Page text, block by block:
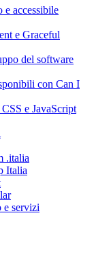
e accessibile
e Graceful
del software
con Can I
e JavaScript
.italia
Italia
e servizi